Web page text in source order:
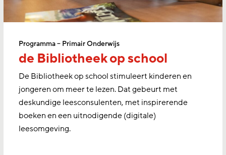
Programma – Primair Onderwijs
de Bibliotheek op school
De Bibliotheek op school stimuleert kinderen en
jongeren om meer te lezen. Dat gebeurt met
deskundige leesconsulenten, met inspirerende
boeken en een uitnodigende (digitale)
leesomgeving.